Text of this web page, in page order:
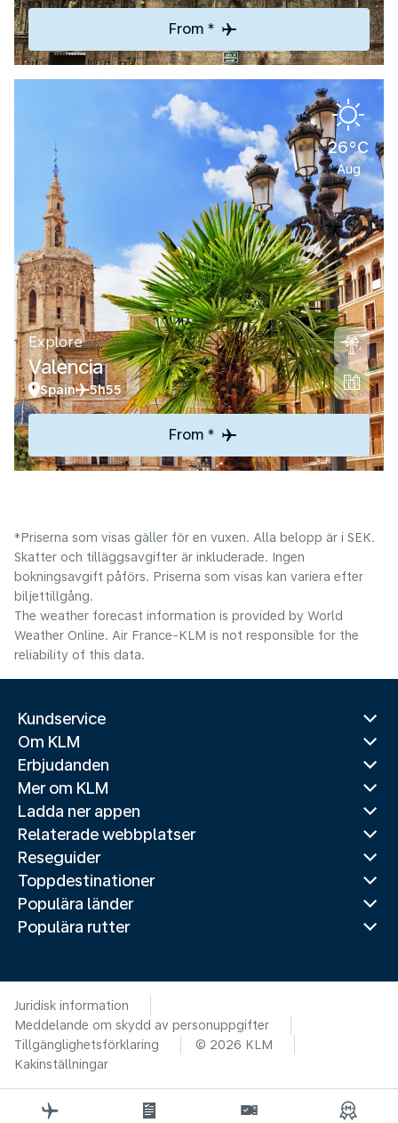
From *
26°C
Aug
Explore
Valencia
Spain 5h55
From *
*Priserna som visas gäller för en vuxen. Alla belopp är i SEK.
Skatter och tilläggsavgifter är inkluderade. Ingen
bokningsavgift påförs. Priserna som visas kan variera efter
biljettillgång.
The weather forecast information is provided by World
Weather Online. Air France-KLM is not responsible for the
reliability of this data.
Kundservice
Om KLM
Erbjudanden
Mer om KLM
Ladda ner appen
Relaterade webbplatser
Reseguider
Toppdestinationer
Populära länder
Populära rutter
Juridisk information
Meddelande om skydd av personuppgifter
Tillgänglighetsförklaring
© 2026 KLM
Kakinställningar